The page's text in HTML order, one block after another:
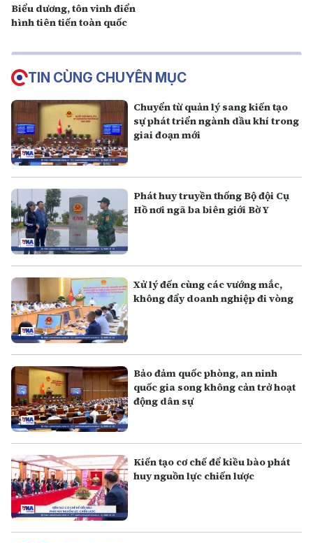
Biểu dương, tôn vinh điển
hình tiên tiến toàn quốc
TIN CÙNG CHUYÊN MỤC
Chuyển từ quản lý sang kiến tạo
sự phát triển ngành dầu khí trong
giai đoạn mới
Phát huy truyền thống Bộ đội Cụ
Hồ nơi ngã ba biên giới Bờ Y
Xử lý đến cùng các vướng mắc,
không đẩy doanh nghiệp đi vòng
Bảo đảm quốc phòng, an ninh
quốc gia song không cản trở hoạt
động dân sự
Kiến tạo cơ chế để kiều bào phát
huy nguồn lực chiến lược